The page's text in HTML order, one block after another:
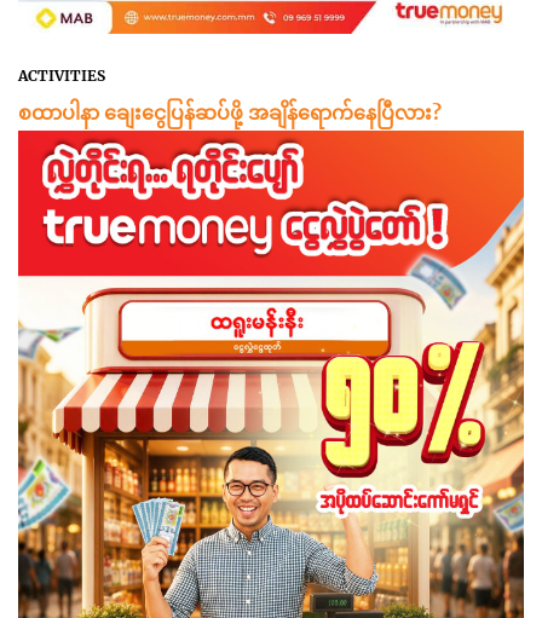
ACTIVITIES
စထာပါနာ ချေးငွေပြန်ဆပ်ဖို့ အချိန်ရောက်နေပြီလား?